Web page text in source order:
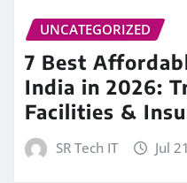
UNCATEGORIZED
7 Best
India in 2026:
Facilities &
SR Tech IT Jul